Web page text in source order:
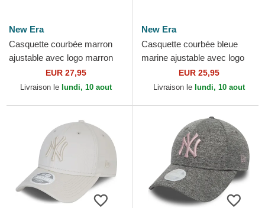
New Era
Casquette courbée marron
ajustable avec logo marron
9FORTY Tonal Icon Los
Angeles Dodgers MLB New...
EUR 27,95
Livraison le lundi, 10 aout
New Era
Casquette courbée bleue
marine ajustable avec logo
bleu marine 9FORTY Outline
New York Yankees...
EUR 25,95
Livraison le lundi, 10 aout